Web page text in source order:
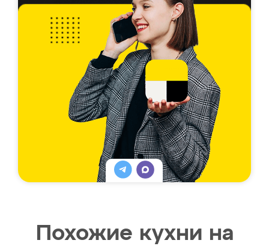
Похожие кухни на